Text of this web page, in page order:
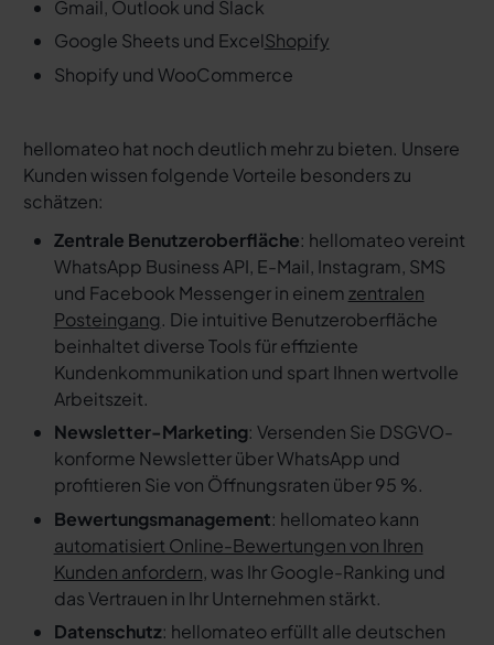
Gmail, Outlook und Slack
Google Sheets und ExcelShopify
Shopify und WooCommerce
hellomateo hat noch deutlich mehr zu bieten. Unsere
Kunden wissen folgende Vorteile besonders zu
schätzen:
Zentrale Benutzeroberfläche: hellomateo vereint
WhatsApp Business API, E-Mail, Instagram, SMS
und Facebook Messenger in einem zentralen
Posteingang. Die intuitive Benutzeroberfläche
beinhaltet diverse Tools für effiziente
Kundenkommunikation und spart Ihnen wertvolle
Arbeitszeit.
Newsletter-Marketing: Versenden Sie DSGVO-
konforme Newsletter über WhatsApp und
profitieren Sie von Öffnungsraten über 95 %.
Bewertungsmanagement: hellomateo kann
automatisiert Online-Bewertungen von Ihren
Kunden anfordern, was Ihr Google-Ranking und
das Vertrauen in Ihr Unternehmen stärkt.
Datenschutz: hellomateo erfüllt alle deutschen